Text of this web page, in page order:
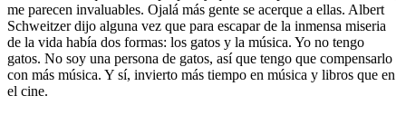
me parecen invaluables. Ojalá más gente se acerque a ellas. Albert
Schweitzer dijo alguna vez que para escapar de la inmensa miseria
de la vida había dos formas: los gatos y la música. Yo no tengo
gatos. No soy una persona de gatos, así que tengo que compensarlo
con más música. Y sí, invierto más tiempo en música y libros que en
el cine.